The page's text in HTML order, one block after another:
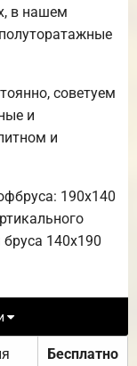
в нашем
советуем
и
и
190х140
140х190
Бесплатно